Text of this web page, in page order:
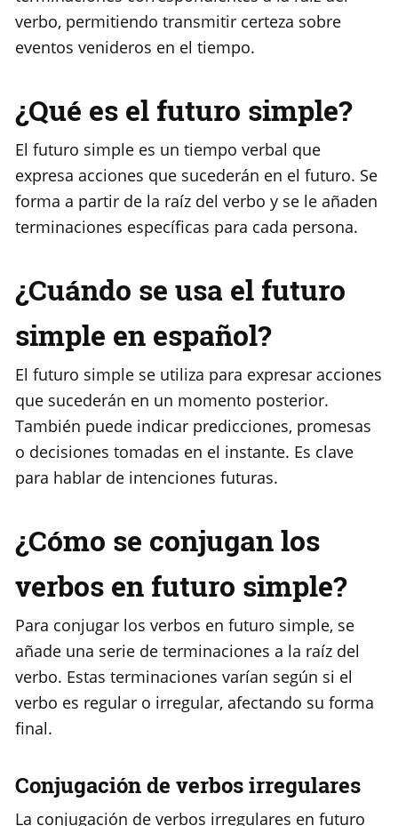
verbo, permitiendo transmitir certeza sobre
eventos venideros en el tiempo.
¿Qué es el futuro simple?
El futuro simple es un tiempo verbal que
expresa acciones que sucederán en el futuro. Se
forma a partir de la raíz del verbo y se le añaden
terminaciones específicas para cada persona.
¿Cuándo se usa el futuro
simple en español?
El futuro simple se utiliza para expresar acciones
que sucederán en un momento posterior.
También puede indicar predicciones, promesas
o decisiones tomadas en el instante. Es clave
para hablar de intenciones futuras.
¿Cómo se conjugan los
verbos en futuro simple?
Para conjugar los verbos en futuro simple, se
añade una serie de terminaciones a la raíz del
verbo. Estas terminaciones varían según si el
verbo es regular o irregular, afectando su forma
final.
Conjugación de verbos irregulares
La conjugación de verbos irregulares en futuro